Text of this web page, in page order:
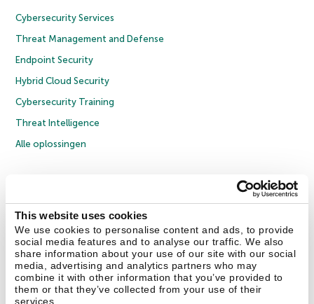
This website uses cookies
We use cookies to personalise content and ads, to provide
social media features and to analyse our traffic. We also
share information about your use of our site with our social
media, advertising and analytics partners who may
combine it with other information that you’ve provided to
them or that they’ve collected from your use of their
services.
Cybersecurity Services
Threat Management and Defense
Endpoint Security
Hybrid Cloud Security
Cybersecurity Training
Threat Intelligence
Alle oplossingen
Privacybeleid
Licentieovereenkomst B2B
Cookies
Contact Us Over ons Partners Blog Resource Center
Persberichten
Vertrouwen in Kaspersky
Securelist Eugene Personal Blog